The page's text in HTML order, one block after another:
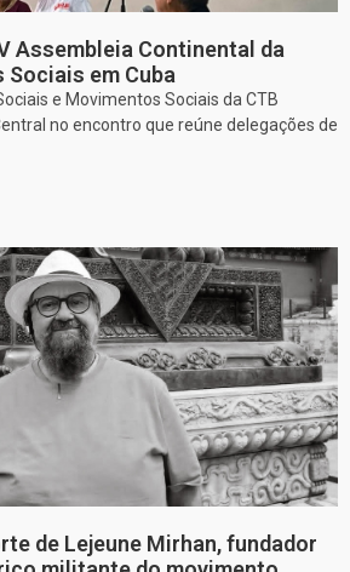
Assembleia Continental da
em Cuba
e Movimentos Sociais da CTB
no encontro que reúne delegações de
de Lejeune Mirhan, fundador